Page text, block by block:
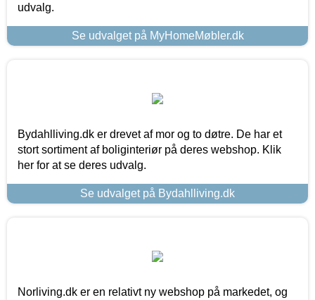
udvalg.
Se udvalget på MyHomeMøbler.dk
Bydahlliving.dk er drevet af mor og to døtre. De har et
stort sortiment af boliginteriør på deres webshop. Klik
her for at se deres udvalg.
Se udvalget på Bydahlliving.dk
Norliving.dk er en relativt ny webshop på markedet, og